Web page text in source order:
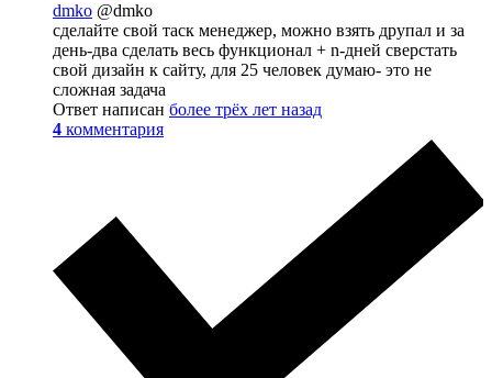
dmko @dmko
сделайте свой таск менеджер, можно взять друпал и за
день-два сделать весь функционал + n-дней сверстать
свой дизайн к сайту, для 25 человек думаю- это не
сложная задача
Ответ написан более трёх лет назад
4 комментария